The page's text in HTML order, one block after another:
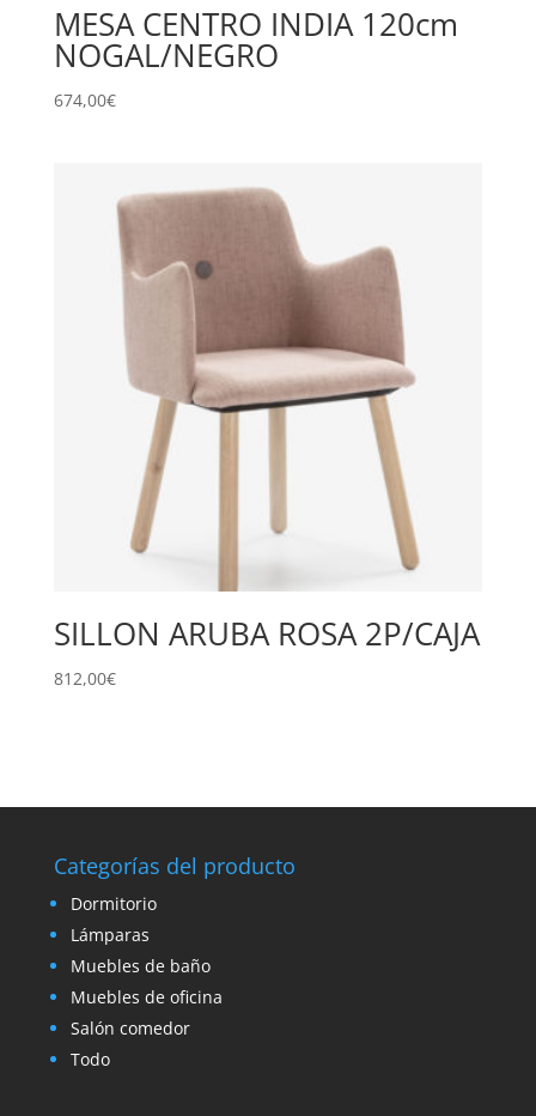
MESA CENTRO INDIA 120cm
NOGAL/NEGRO
674,00€
SILLON ARUBA ROSA 2P/CAJA
812,00€
Categorías del producto
Dormitorio
Lámparas
Muebles de baño
Muebles de oficina
Salón comedor
Todo